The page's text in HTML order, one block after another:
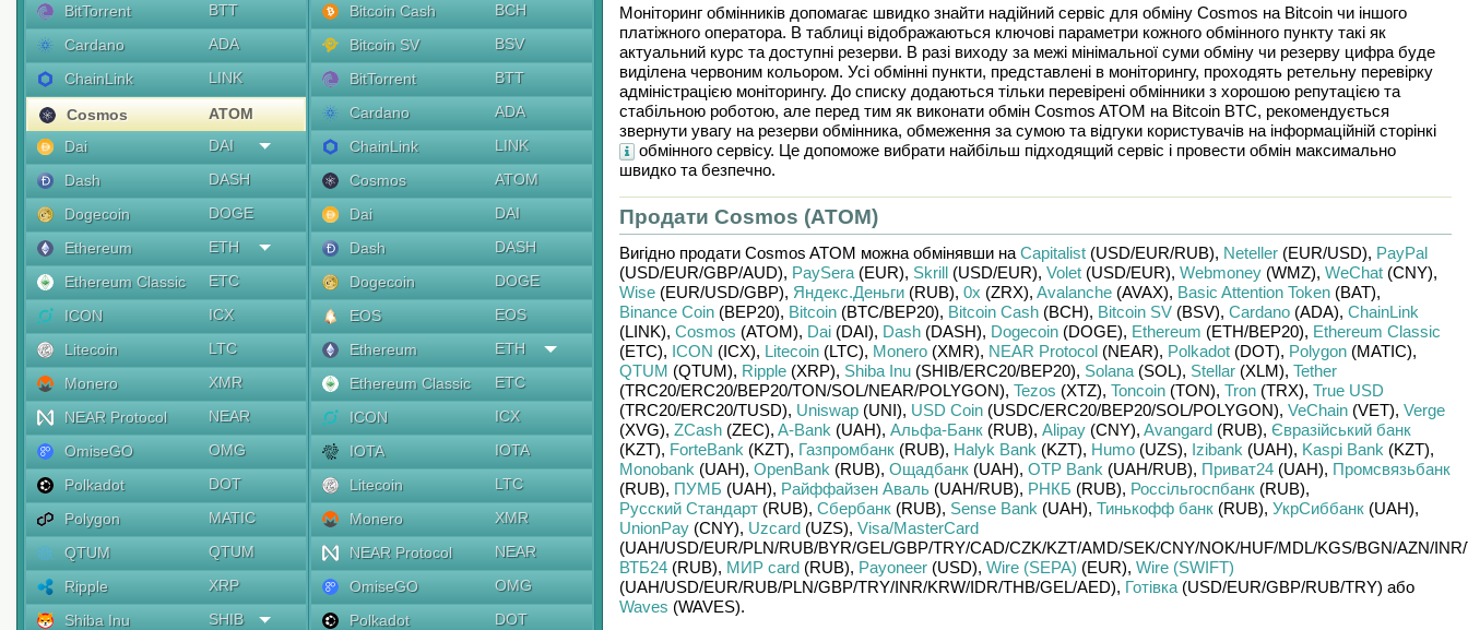
BitTorrent
BTT
Cardano
ADA
ChainLink
LINK
Cosmos
ATOM
Dai
DAI
Dash
DASH
Dogecoin
DOGE
Ethereum
ETH
Ethereum Classic
ETC
ICON
ICX
Litecoin
LTC
Monero
XMR
NEAR Protocol
NEAR
OmiseGO
OMG
Polkadot
DOT
Polygon
MATIC
QTUM
QTUM
Ripple
XRP
Shiba Inu
SHIB
Bitcoin Cash
BCH
Bitcoin SV
BSV
BitTorrent
BTT
Cardano
ADA
ChainLink
LINK
Cosmos
ATOM
Dai
DAI
Dash
DASH
Dogecoin
DOGE
EOS
EOS
Ethereum
ETH
Ethereum Classic
ETC
ICON
ICX
IOTA
IOTA
Litecoin
LTC
Monero
XMR
NEAR Protocol
NEAR
OmiseGO
OMG
Polkadot
DOT
Моніторинг обмінників допомагає швидко знайти надійний сервіс для обміну Cosmos на Bitcoinчи іншого
платіжного оператора. В таблиці відображаються ключові параметри кожного обмінного пункту такі як
актуальний курс та доступні резерви. В разі виходу за межі мінімальної суми обміну чи резерву цифра буде
виділена червоним кольором. Усі обмінні пункти, представлені в моніторингу, проходять ретельну перевірку
адміністрацією моніторингу. До списку додаються тільки перевірені обмінники з хорошою репутацією та
стабільною роботою, але перед тим як виконати обмін Cosmos ATOM на Bitcoin BTC, рекомендується
звернути увагу на резерви обмінника, обмеження за сумою та відгуки користувачів на інформаційній сторінкі
обмінного сервісу. Це допоможе вибрати найбільш підходящий сервіс і провести обмін максимально
швидко та безпечно.
Продати Cosmos (ATOM)
Вигідно продати Cosmos ATOM можна обмінявши на Capitalist(USD/EUR/RUB), Neteller(EUR/USD), PayPal
(USD/EUR/GBP/AUD), PaySera(EUR), Skrill(USD/EUR), Volet(USD/EUR), Webmoney(WMZ), WeChat(CNY),
Wise(EUR/USD/GBP), Яндекс.Деньги(RUB), 0x (ZRX), Avalanche(AVAX), Basic Attention Token(BAT),
Binance Coin(BEP20), Bitcoin(BTC/BEP20), Bitcoin Cash(BCH), Bitcoin SV(BSV), Cardano(ADA), ChainLink
(LINK), Cosmos (ATOM), Dai(DAI), Dash(DASH), Dogecoin(DOGE), Ethereum (ETH/BEP20), Ethereum Classic
(ETC), ICON (ICX), Litecoin(LTC), Monero(XMR), NEAR Protocol(NEAR), Polkadot(DOT), Polygon(MATIC),
QTUM (QTUM), Ripple(XRP), Shiba Inu(SHIB/ERC20/BEP20), Solana(SOL), Stellar(XLM), Tether
(TRC20/ERC20/BEP20/TON/SOL/NEAR/POLYGON), Tezos (XTZ), Toncoin(TON), Tron(TRX), True USD
(TRC20/ERC20/TUSD), Uniswap(UNI), USD Coin(USDC/ERC20/BEP20/SOL/POLYGON), VeChain(VET), Verge
(XVG), ZCash(ZEC), A-Bank (UAH), Альфа-Банк(RUB), Alipay(CNY), Avangard(RUB), Євразійський банк
(KZT), ForteBank (KZT), Газпромбанк(RUB), Halyk Bank (KZT), Humo(UZS), Izibank (UAH), Kaspi Bank (KZT),
Monobank (UAH), OpenBank (RUB), Ощадбанк(UAH), OTP Bank (UAH/RUB), Приват24(UAH), Промсвязьбанк
(RUB), ПУМБ (UAH), Райффайзен Аваль(UAH/RUB), РНКБ (RUB), Россільгоспбанк(RUB),
Русский Стандарт(RUB), Сбербанк(RUB), Sense Bank (UAH), Тинькофф банк(RUB), УкрСиббанк(UAH),
UnionPay(CNY), Uzcard(UZS), Visa/MasterCard
(UAH/USD/EUR/PLN/RUB/BYR/GEL/GBP/TRY/CAD/CZK/KZT/AMD/SEK/CNY/NOK/HUF/MDL/KGS/BGN/AZN/INR/
ВТБ24(RUB), МИР card(RUB), Payoneer(USD), Wire (SEPA) (EUR), Wire (SWIFT)
(UAH/USD/EUR/RUB/PLN/GBP/TRY/INR/KRW/IDR/THB/GEL/AED), Готівка(USD/EUR/GBP/RUB/TRY) або
Waves (WAVES).